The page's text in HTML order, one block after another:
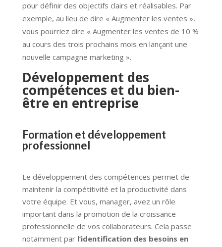
pour définir des objectifs clairs et réalisables. Par
exemple, au lieu de dire « Augmenter les ventes »,
vous pourriez dire « Augmenter les ventes de 10 %
au cours des trois prochains mois en lançant une
nouvelle campagne marketing ».
Développement des
compétences et du bien-
être en entreprise
Formation et développement
professionnel
Le développement des compétences permet de
maintenir la compétitivité et la productivité dans
votre équipe. Et vous, manager, avez un rôle
important dans la promotion de la croissance
professionnelle de vos collaborateurs. Cela passe
notamment par l’identification des besoins en